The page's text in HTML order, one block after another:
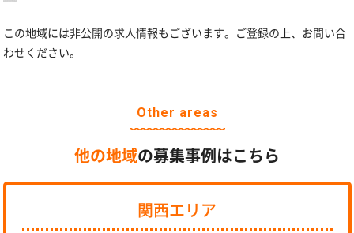
この地域には非公開の求人情報もございます。ご登録の上、お問い合
わせください。
Other areas
他の地域の募集事例はこちら
関西エリア